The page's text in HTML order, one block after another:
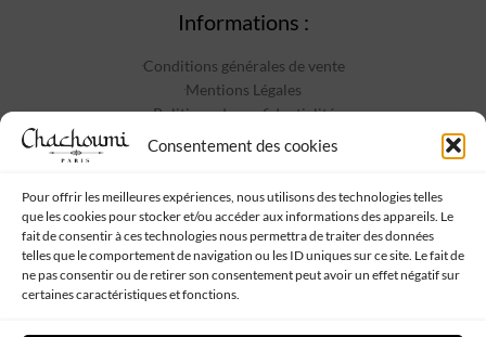
Consentement des cookies
Pour offrir les meilleures expériences, nous utilisons des technologies telles
que les cookies pour stocker et/ou accéder aux informations des appareils. Le
fait de consentir à ces technologies nous permettra de traiter des données
telles que le comportement de navigation ou les ID uniques sur ce site. Le fait de
ne pas consentir ou de retirer son consentement peut avoir un effet négatif sur
certaines caractéristiques et fonctions.
Informations :
Conditions générales de vente
Mentions Légales
Politique de confidentialité
Contact
Suivez-nous :